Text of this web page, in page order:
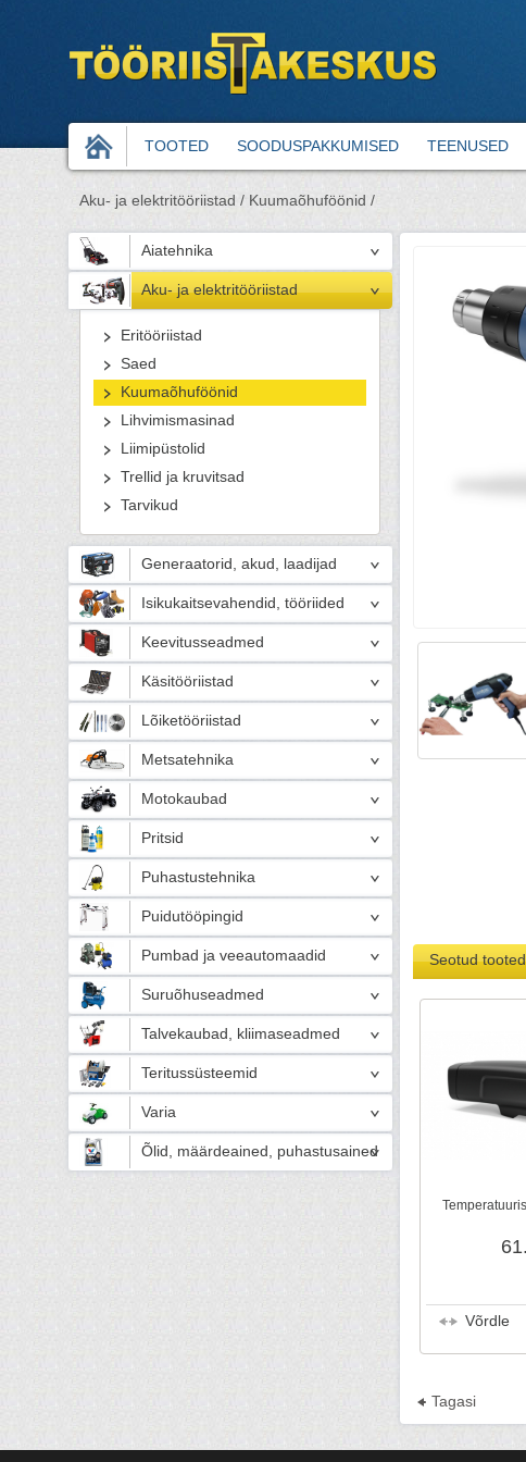
TOOTED SOODUSPAKKUMISED TEENUSED
Aku- ja elektritööriistad / Kuumaõhuföönid /
Aiatehnika
Aku- ja elektritööriistad
Eritööriistad
Saed
Kuumaõhuföönid
Lihvimismasinad
Liimipüstolid
Trellid ja kruvitsad
Tarvikud
Generaatorid, akud, laadijad
Isikukaitsevahendid, tööriided
Keevitusseadmed
Käsitööriistad
Lõiketööriistad
Metsatehnika
Motokaubad
Pritsid
Puhastustehnika
Puidutööpingid
Pumbad ja veeautomaadid
Suruõhuseadmed
Talvekaubad, kliimaseadmed
Teritussüsteemid
Varia
Õlid, määrdeained, puhastusained
Seotud tooted
Võrdle
Tagasi